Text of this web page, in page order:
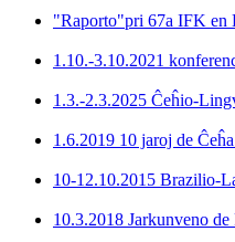
"Raporto"pri 67a IFK en
1.10.-3.10.2021
1.3.-2.3.2025 Ĉeĥio-
1.6.2019 10 jaroj de
10-12.10.2015 Brazilio-
10.3.2018 Jarkunveno